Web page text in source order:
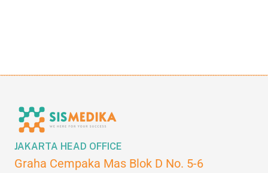
JAKARTA HEAD OFFICE
Graha Cempaka Mas Blok D No. 5-6